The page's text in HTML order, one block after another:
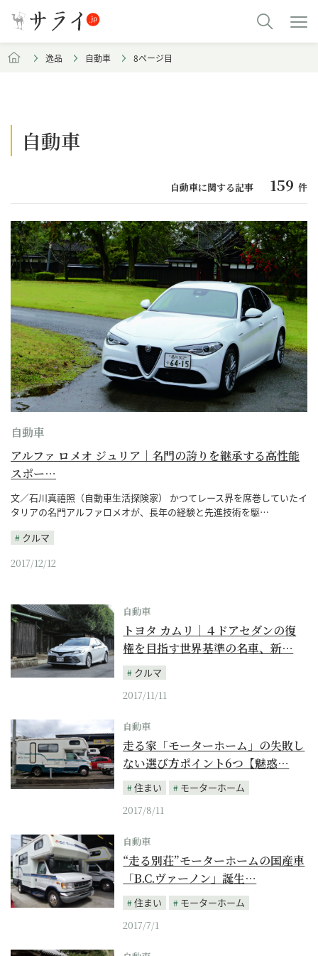
逸品 自動車 8ページ目
自動車
自動車に関する記事 159 件
自動車
アルファ ロメオ ジュリア｜名門の誇りを継承する高性能
スポー…
文／石川真禧照（自動車生活探険家） かつてレース界を席巻していたイ
タリアの名門アルファロメオが、長年の経験と先進技術を駆…
クルマ
2017/12/12
自動車
トヨタ カムリ｜４ドアセダンの復
権を目指す世界基準の名車、新…
クルマ
2017/11/11
自動車
走る家「モーターホーム」の失敗し
ない選び方ポイント6つ【魅惑…
住まい
モーターホーム
2017/8/11
自動車
“走る別荘”モーターホームの国産車
「B.C.ヴァーノン」誕生…
住まい
モーターホーム
2017/7/1